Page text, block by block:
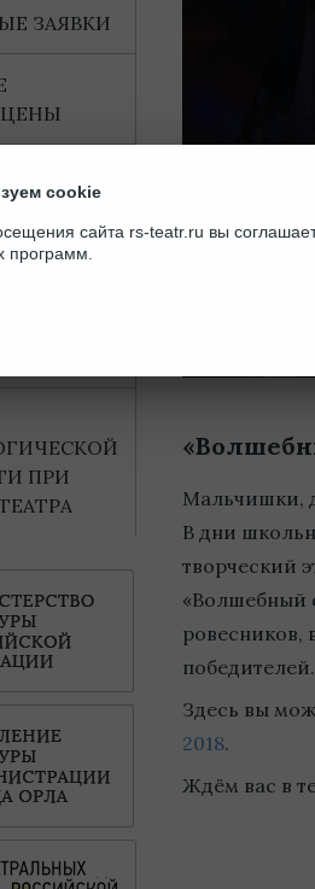
Мальчишки,
В дни
творческий
«Волшебный
ровесников,
победителей.
Здесь вы
2018.
Ждём вас в
ЗАЯВКИ
ДЛЯ
ПРИ
cookie
сайта rs-teatr.ru вы
программ.